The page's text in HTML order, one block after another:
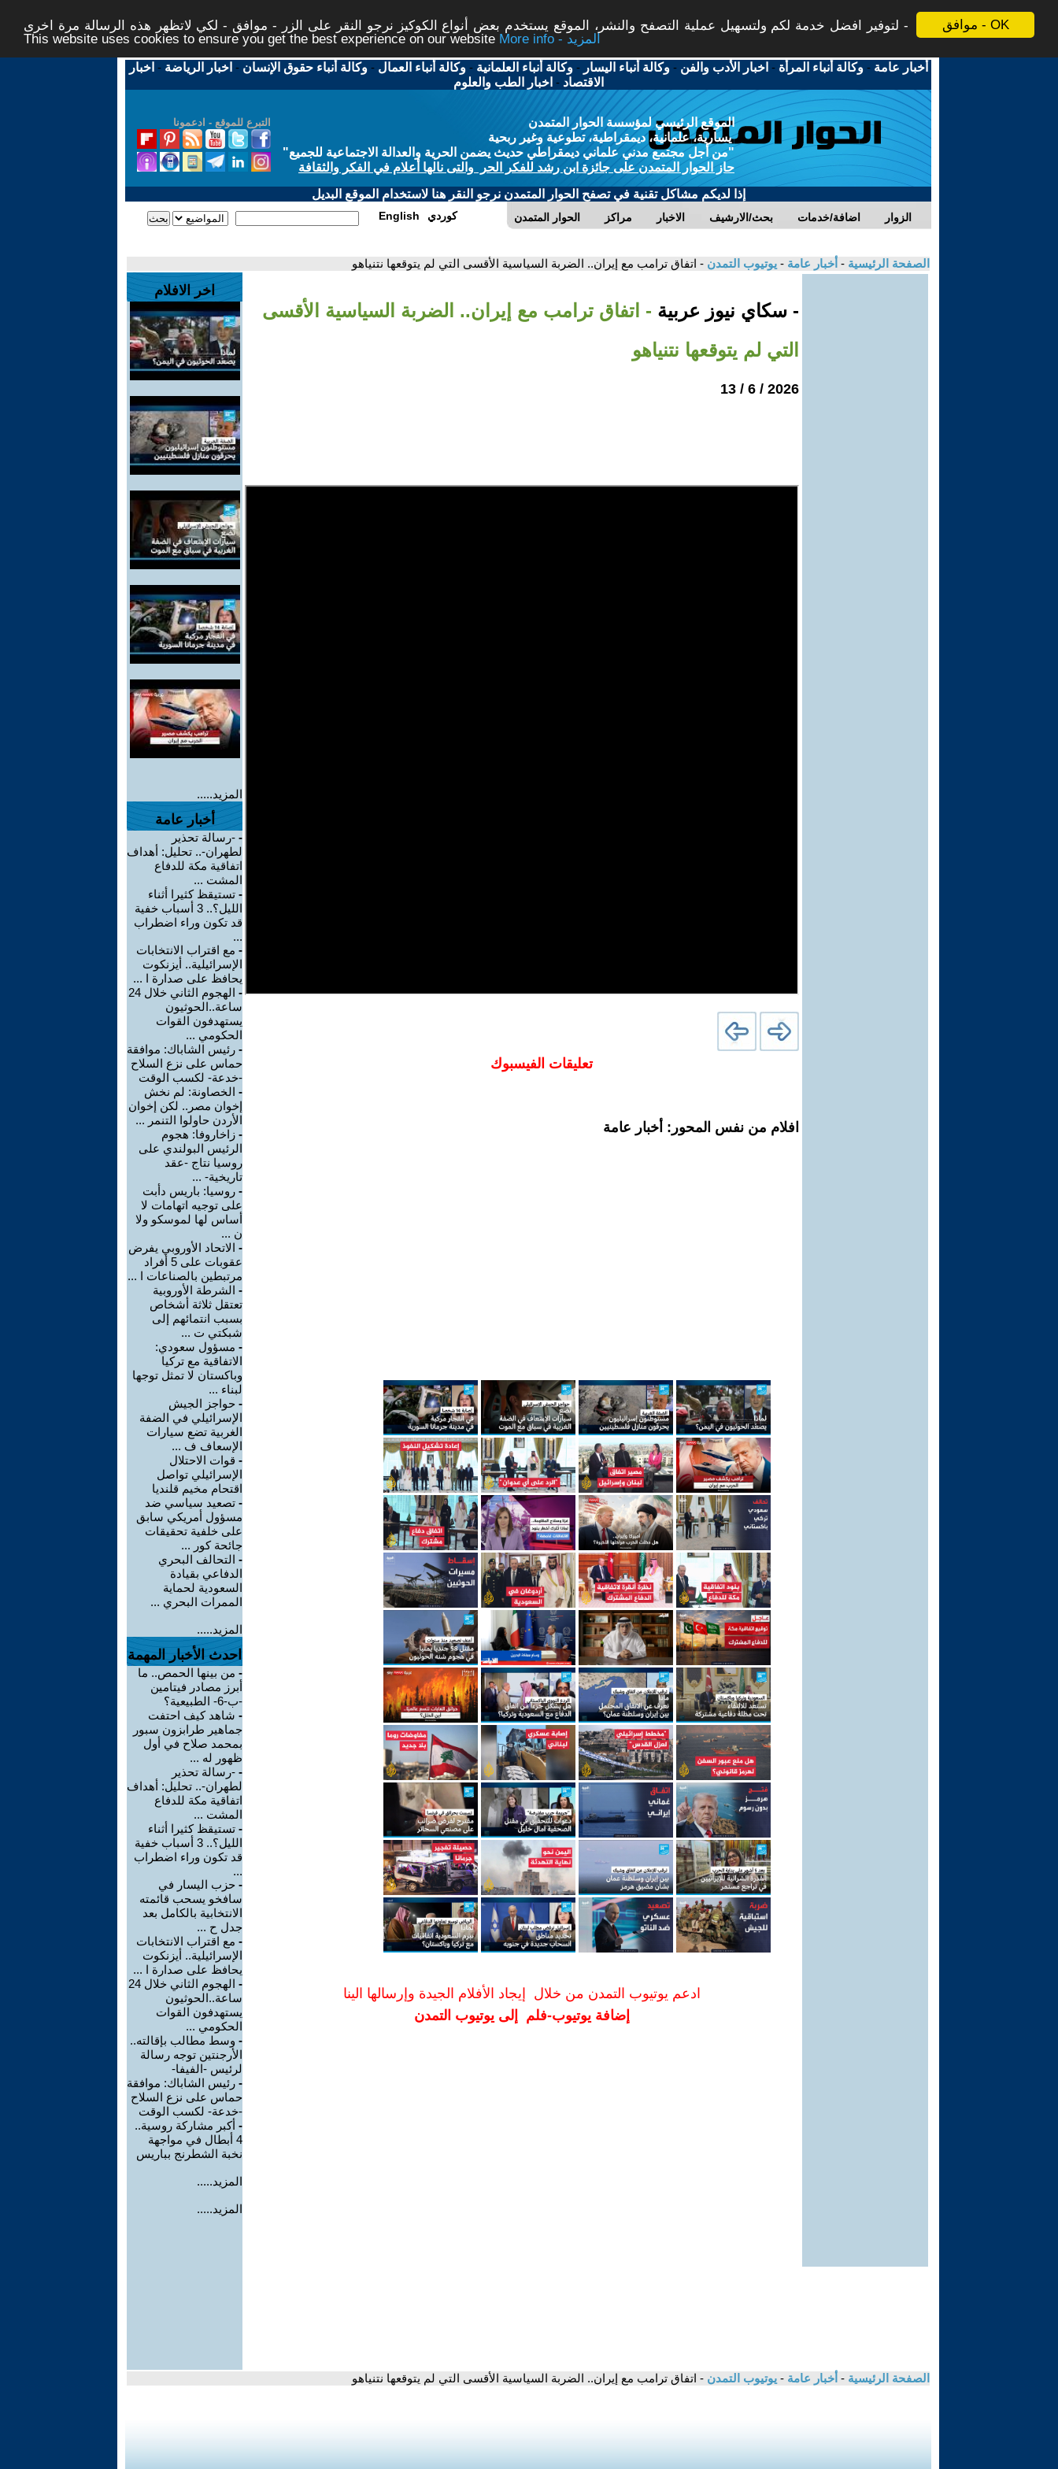
موافق - OK
لتوفير افضل خدمة لكم ولتسهيل عملية التصفح والنشر، الموقع يستخدم بعض أنواع الكوكيز نرجو النقر على الزر - موافق - لكي لاتظهر هذه الرسالة مرة اخرى -
This website uses cookies to ensure you get the best experience on our website
More info - المزيد
أخبار عامة -وكالة أنباء المرأة - اخبار الأدب والفن -وكالة أنباء اليسار -وكالة أنباء العلمانية -وكالة أنباء العمال -وكالة أنباء حقوق الإنسان - اخبار الرياضة - اخبار
الاقتصاد - اخبار الطب والعلوم
التبرع للموقع - ادعمونا
الموقع الرئيسي لمؤسسة الحوار المتمدن
يسارية، علمانية، ديمقراطية، تطوعية وغير ربحية
"من أجل مجتمع مدني علماني ديمقراطي حديث يضمن الحرية والعدالة الاجتماعية للجميع"
حاز الحوار المتمدن على جائزة ابن رشد للفكر الحر والتى نالها أعلام في الفكر والثقافة
إذا لديكم مشاكل تقنية في تصفح الحوار المتمدن نرجو النقر هنا لاستخدام الموقع البديل
الحوار المتمدن مراكز الاخبار بحث/الارشيف اضافة/خدمات الزوار English كوردي
الصفحة الرئيسية - أخبار عامة - يوتيوب التمدن - اتفاق ترامب مع إيران.. الضربة السياسية الأقسى التي لم يتوقعها نتنياهو
- سكاي نيوز عربية - اتفاق ترامب مع إيران.. الضربة السياسية الأقسى
التي لم يتوقعها نتنياهو
2026 / 6 / 13
تعليقات الفيسبوك
افلام من نفس المحور: أخبار عامة
ادعم يوتيوب التمدن من خلال إيجاد الأفلام الجيدة وإرسالها الينا
إضافة يوتيوب-فلم إلى يوتيوب التمدن
اخر الافلام
المزيد.....
أخبار عامة
- -رسالة تحذير
لطهران-.. تحليل: أهداف
اتفاقية مكة للدفاع
المشت ...
- تستيقظ كثيرا أثناء
الليل؟.. 3 أسباب خفية
قد تكون وراء اضطراب
...
- مع اقتراب الانتخابات
الإسرائيلية.. أيزنكوت
يحافظ على صدارة ا ...
-
الهجوم الثاني خلال 24
ساعة..الحوثيون
يستهدفون القوات
الحكومي ...
- رئيس الشاباك: موافقة
حماس على نزع السلاح
-خدعة- لكسب الوقت
- الخصاونة: لم نخش
إخوان مصر.. لكن إخوان
الأردن حاولوا التنمر ...
- زاخاروفا: هجوم
الرئيس البولندي على
روسيا نتاج -عقد
تاريخية- ...
- روسيا: باريس دأبت
على توجيه اتهامات لا
أساس لها لموسكو ولا
ن ...
- الاتحاد الأوروبي يفرض
عقوبات على 5 أفراد
مرتبطين بالصناعات ا ...
- الشرطة الأوروبية
تعتقل ثلاثة أشخاص
بسبب انتمائهم إلى
شبكتي ت ...
- مسؤول سعودي:
الاتفاقية مع تركيا
وباكستان لا تمثل توجها
لبناء ...
- حواجز الجيش
الإسرائيلي في الضفة
الغربية تضع سيارات
الإسعاف ف ...
- قوات الاحتلال
الإسرائيلي تواصل
اقتحام مخيم قلنديا
- تصعيد سياسي ضد
مسؤول أمريكي سابق
على خلفية تحقيقات
جائحة كور ...
- التحالف البحري
الدفاعي بقيادة
السعودية لحماية
الممرات البحري ...
المزيد.....
احدث الأخبار المهمة
- من بينها الحمص.. ما
أبرز مصادر فيتامين
-ب-6- الطبيعية؟
- شاهد كيف احتفت
جماهير طرابزون سبور
بمحمد صلاح في أول
ظهور له ...
- -رسالة تحذير
لطهران-.. تحليل: أهداف
اتفاقية مكة للدفاع
المشت ...
- تستيقظ كثيرا أثناء
الليل؟.. 3 أسباب خفية
قد تكون وراء اضطراب
...
- حزب اليسار في
سافخو يسحب قائمته
الانتخابية بالكامل بعد
جدل ح ...
- مع اقتراب الانتخابات
الإسرائيلية.. أيزنكوت
يحافظ على صدارة ا ...
-
الهجوم الثاني خلال 24
ساعة..الحوثيون
يستهدفون القوات
الحكومي ...
- وسط مطالب بإقالته..
الأرجنتين توجه رسالة
لرئيس -الفيفا-
- رئيس الشاباك: موافقة
حماس على نزع السلاح
-خدعة- لكسب الوقت
- أكبر مشاركة روسية..
4 أبطال في مواجهة
نخبة الشطرنج بباريس
المزيد.....
المزيد.....
الصفحة الرئيسية - أخبار عامة - يوتيوب التمدن - اتفاق ترامب مع إيران.. الضربة السياسية الأقسى التي لم يتوقعها نتنياهو